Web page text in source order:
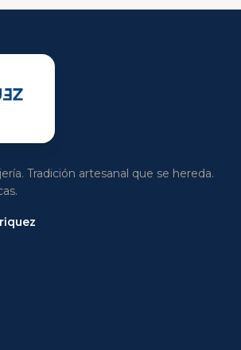
Tradición artesanal que se hereda.